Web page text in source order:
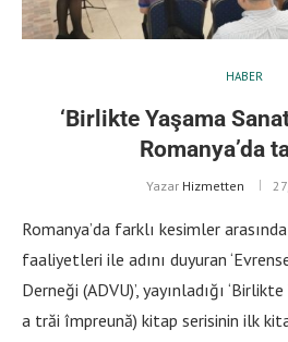
HABER
‘Birlikte Yaşama
Romanya’da
Yazar Hizmetten
Romanya’da farklı kesimler
faaliyetleri ile adını duyuran
Derneği (ADVU)’, yayınladığı
a trăi împreună) kitap serisinin ilk